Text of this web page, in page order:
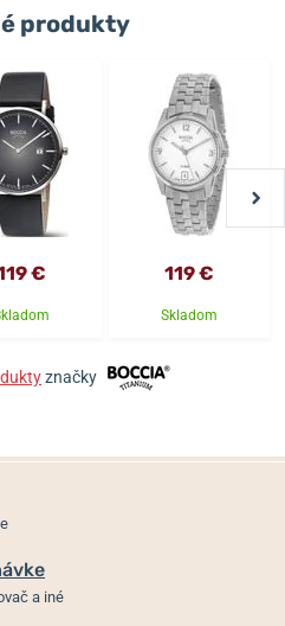
produkty
€ 119 €
Skladom
značky
a iné